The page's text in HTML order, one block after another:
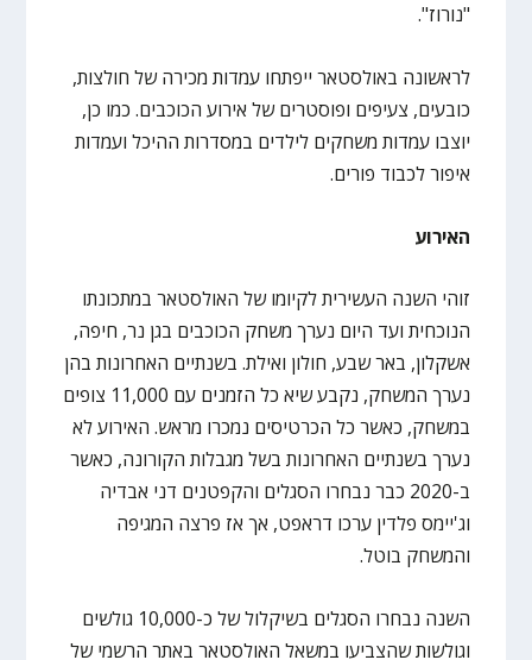
"נורוז".
לראשונה באולסטאר ייפתחו עמדות מכירה של חולצות,
כובעים, צעיפים ופוסטרים של אירוע הכוכבים. כמו כן,
יוצבו עמדות משחקים לילדים במסדרות ההיכל ועמדות
איפור לכבוד פורים.
האירוע
זוהי השנה העשירית לקיומו של האולסטאר במתכונתו
הנוכחית ועד היום נערך משחק הכוכבים בגן נר, חיפה,
אשקלון, באר שבע, חולון ואילת. בשנתיים האחרונות בהן
נערך המשחק, נקבע שיא כל הזמנים עם 11,000 צופים
במשחק, כאשר כל הכרטיסים נמכרו מראש. האירוע לא
נערך בשנתיים האחרונות בשל מגבלות הקורונה, כאשר
ב-2020 כבר נבחרו הסגלים והקפטנים דני אבדיה
וג'יימס פלדין ערכו דראפט, אך אז פרצה המגיפה
והמשחק בוטל.
השנה נבחרו הסגלים בשיקלול של כ-10,000 גולשים
וגולשות שהצביעו במשאל האולסטאר באתר הרשמי של